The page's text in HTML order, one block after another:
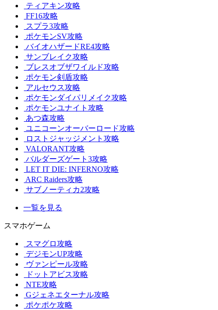
ティアキン攻略
FF16攻略
スプラ3攻略
ポケモンSV攻略
バイオハザードRE4攻略
サンブレイク攻略
ブレスオブザワイルド攻略
ポケモン剣盾攻略
アルセウス攻略
ポケモンダイパリメイク攻略
ポケモンユナイト攻略
あつ森攻略
ユニコーンオーバーロード攻略
ロストジャッジメント攻略
VALORANT攻略
バルダーズゲート3攻略
LET IT DIE: INFERNO攻略
ARC Raiders攻略
サブノーティカ2攻略
一覧を見る
スマホゲーム
スマグロ攻略
デジモンUP攻略
ヴァンピール攻略
ドットアビス攻略
NTE攻略
Gジェネエターナル攻略
ポケポケ攻略